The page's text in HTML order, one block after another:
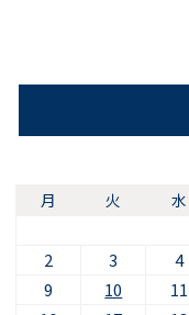
月 火 水
2
3 4
9
10 11